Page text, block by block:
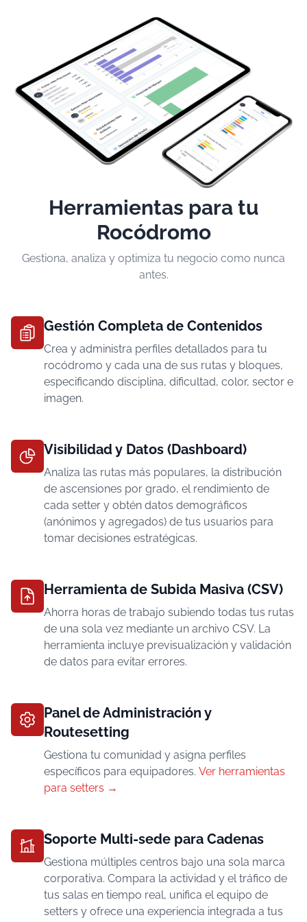
Herramientas para tu
Rocódromo
Gestiona, analiza y optimiza tu negocio como nunca
antes.
Gestión Completa de Contenidos
Crea y administra perfiles detallados para tu
rocódromo y cada una de sus rutas y bloques,
especificando disciplina, dificultad, color, sector e
imagen.
Visibilidad y Datos (Dashboard)
Analiza las rutas más populares, la distribución
de ascensiones por grado, el rendimiento de
cada setter y obtén datos demográficos
(anónimos y agregados) de tus usuarios para
tomar decisiones estratégicas.
Herramienta de Subida Masiva (CSV)
Ahorra horas de trabajo subiendo todas tus rutas
de una sola vez mediante un archivo CSV. La
herramienta incluye previsualización y validación
de datos para evitar errores.
Panel de Administración y
Routesetting
Gestiona tu comunidad y asigna perfiles
específicos para equipadores. Ver herramientas
para setters →
Soporte Multi-sede para Cadenas
Gestiona múltiples centros bajo una sola marca
corporativa. Compara la actividad y el tráfico de
tus salas en tiempo real, unifica el equipo de
setters y ofrece una experiencia integrada a tus